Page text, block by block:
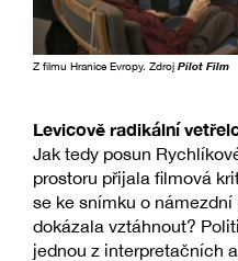
Z filmu Hranice Evropy. Zdroj Pilot Film
Levicově radikální
Jak tedy posun
prostoru přijala filmová
se ke snímku o
dokázala vztáhnout?
jednou z interpretačních